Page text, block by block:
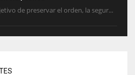
de preservar el orden, la segur...